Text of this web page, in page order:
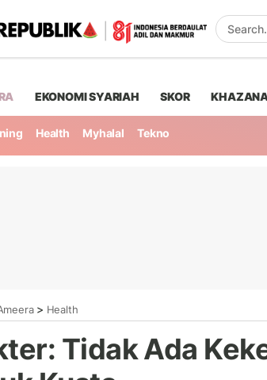
EKONOMI SYARIAH SKOR
Health Myhalal Tekno
> Health
Tidak Ada